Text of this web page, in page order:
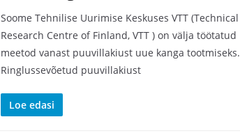
Soome Tehnilise Uurimise Keskuses VTT (Technical
Research Centre of Finland, VTT ) on välja töötatud
meetod vanast puuvillakiust uue kanga tootmiseks.
Ringlussevõetud puuvillakiust
Loe edasi